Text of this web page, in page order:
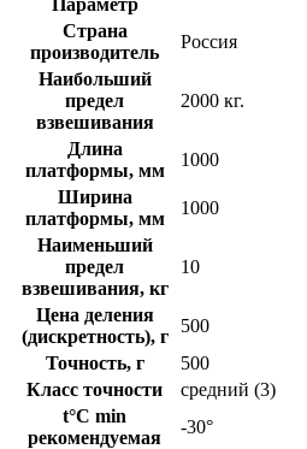
Параметр
Страна
производитель
Россия
Наибольший
предел
взвешивания
2000 кг.
Длина
платформы, мм
1000
Ширина
платформы, мм
1000
Наименьший
предел
взвешивания, кг
10
Цена деления
(дискретность), г
500
Точность, г
500
Класс точности
средний (3)
t°C min
рекомендуемая
-30°